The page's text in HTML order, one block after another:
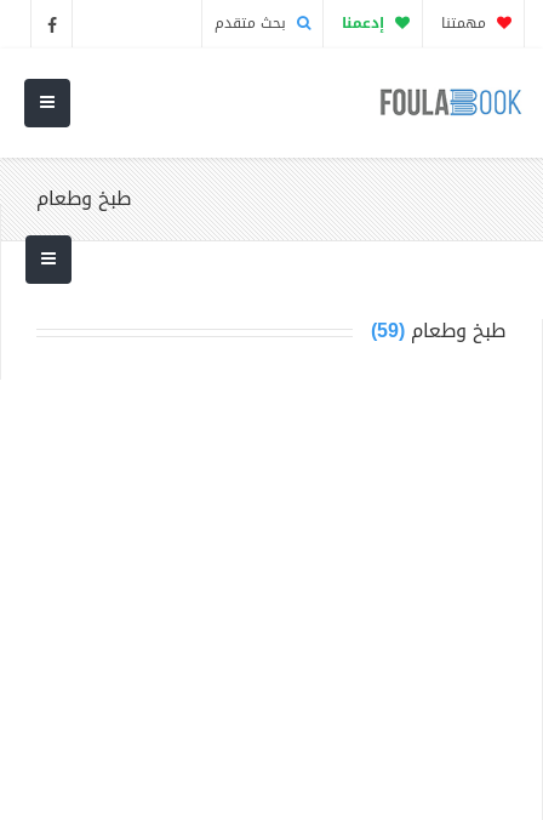
مهمتنا إدعمنا بحث متقدم
طبخ وطعام
طبخ وطعام(59)